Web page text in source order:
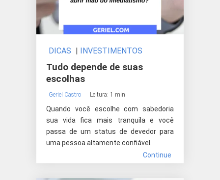
DICAS | INVESTIMENTOS
Tudo depende de suas
escolhas
Geriel Castro Leitura: 1 min
Quando você escolhe com sabedoria
sua vida fica mais tranquila e você
passa de um status de devedor para
uma pessoa altamente confiável.
Continue